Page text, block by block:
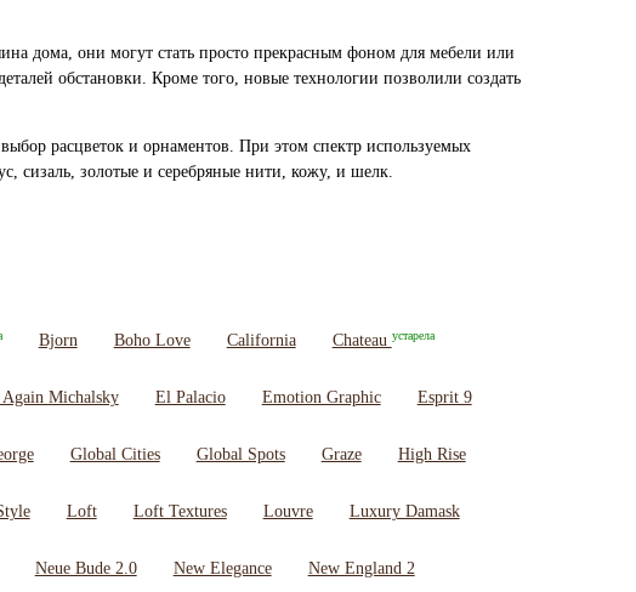
дома, они могут стать просто прекрасным фоном для мебели или
обстановки. Кроме того, новые технологии позволили создать
расцветок и орнаментов. При этом спектр используемых
сизаль, золотые и серебряные нити, кожу, и шелк.
Bjorn Boho Love California Chateau устарела
Again Michalsky El Palacio Emotion Graphic Esprit 9
Global Cities Global Spots Graze High Rise
Loft Loft Textures Louvre Luxury Damask
Neue Bude 2.0 New Elegance New England 2